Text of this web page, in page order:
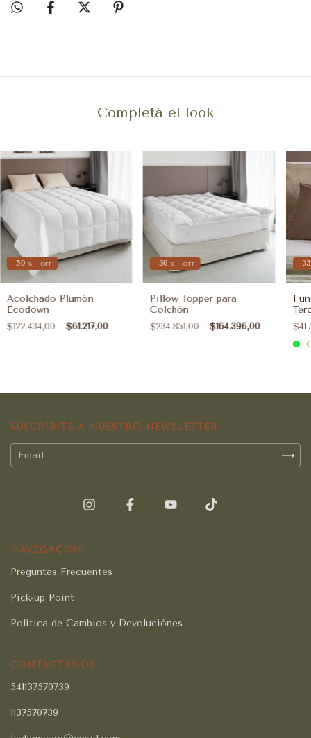
Completá el look
50 % OFF
Acolchado Plumón
Ecodown
$122.434,00 $61.217,00
30 % OFF
Pillow Topper para
Colchón
$234.851,00 $164.396,00
35
SUSCRIBITE A NUESTRO NEWSLETTER
NAVEGACIÓN
Preguntas Frecuentes
Pick-up Point
Política de Cambios y Devoluciónes
CONTACTÁNOS
541137570739
1137570739